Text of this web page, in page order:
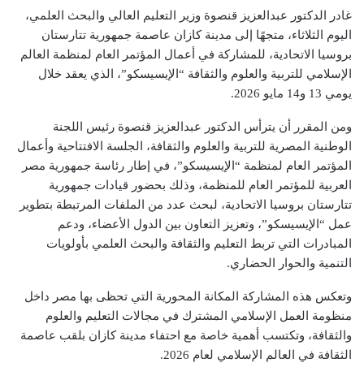
غادر الدكتور عبدالعزيز قنصوة وزير التعليم العالي والبحث العلمي،
اليوم الثلاثاء، متجهًا إلى مدينة كازان عاصمة جمهورية تتارستان
بروسيا الاتحادية، للمشاركة في أعمال المؤتمر العام لمنظمة العالم
الإسلامي للتربية والعلوم والثقافة “الإيسيسكو”، الذي يعقد خلال
يومي 13 و14 مايو 2026.
ومن المقرر أن يترأس الدكتور عبدالعزيز قنصوة رئيس اللجنة
الوطنية المصرية للتربية والعلوم والثقافة، الجلسة الافتتاحية وأعمال
المؤتمر العام لمنظمة “الإيسيسكو”، في إطار رئاسة جمهورية مصر
العربية للمؤتمر العام للمنظمة، وذلك بحضور قيادات جمهورية
تتارستان بروسيا الاتحادية، لبحث عدد من الملفات المرتبطة بتطوير
عمل “الإيسيسكو”، وتعزيز التعاون بين الدول الأعضاء، ودعم
المبادرات التي تربط التعليم والثقافة والبحث العلمي بأولويات
التنمية والحوار الحضاري.
وتعكس هذه المشاركة المكانة المحورية التي تحظى بها مصر داخل
منظومة العمل الإسلامي المشترك في مجالات التعليم والعلوم
والثقافة، وتكتسب أهمية خاصة مع احتفاء مدينة كازان بلقب عاصمة
الثقافة في العالم الإسلامي لعام 2026.